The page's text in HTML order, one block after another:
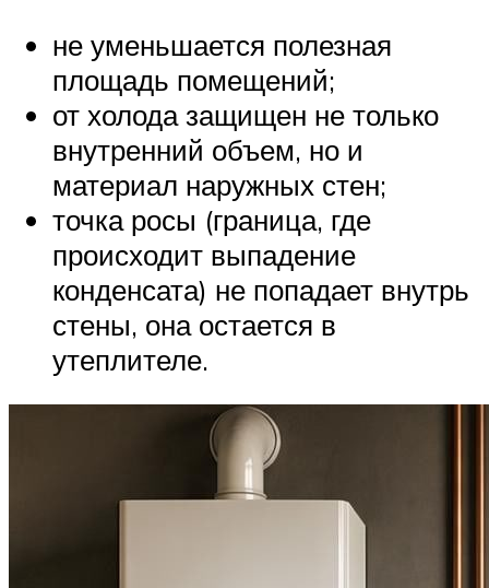
не уменьшается полезная
площадь помещений;
от холода защищен не только
внутренний объем, но и
материал наружных стен;
точка росы (граница, где
происходит выпадение
конденсата) не попадает внутрь
стены, она остается в
утеплителе.